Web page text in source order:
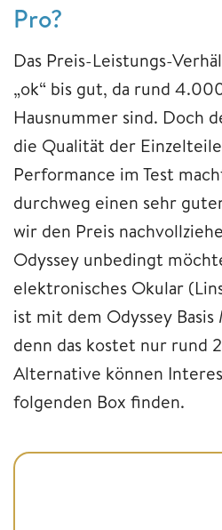
Pro?
Das Preis-Leistungs-
„ok“ bis gut, da rund
Hausnummer sind. Doch
die Qualität der
Performance im Test
durchweg einen sehr
wir den Preis
Odyssey unbedingt
elektronisches Okular
ist mit dem Odyssey
denn das kostet nur rund
Alternative können
folgenden Box finden.